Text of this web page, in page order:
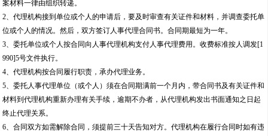
案材料一律由组织转递。
2、代理机构接到单位或个人的申请后，要及时审查有关证件和材料，并调查委托单
位或个人的情况。然后，双方签订人事代理合同书。合同期最短为一年。
3、委托单位或个人按合同向人事代理机构支付人事代理费用。收费标准按人调发[1
990]5号文件执行。
4、代理机构按合同履行职责，承办代理业务。
5、委托人事代理单位（或个人）须在合同期满前一个月内，带合同书及有关证件和
材料到代理机构重新办理有关手续，逾期不办者，从代理机构发出书面通知之日起
终止代理关系。
6、合同双方如需解除合同，须提前三十天告知对方。代理机构在履行合同时如有违